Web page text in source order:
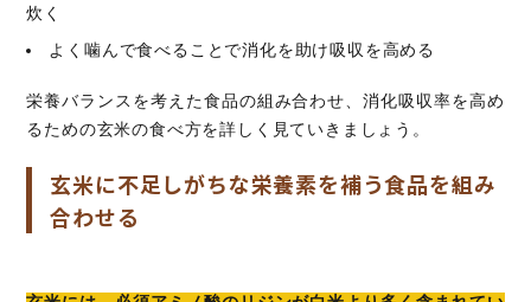
炊く
よく噛んで食べることで消化を助け吸収を高める
栄養バランスを考えた食品の組み合わせ、消化吸収率を高め
るための玄米の食べ方を詳しく見ていきましょう。
玄米に不足しがちな栄養素を補う食品を組み
合わせる